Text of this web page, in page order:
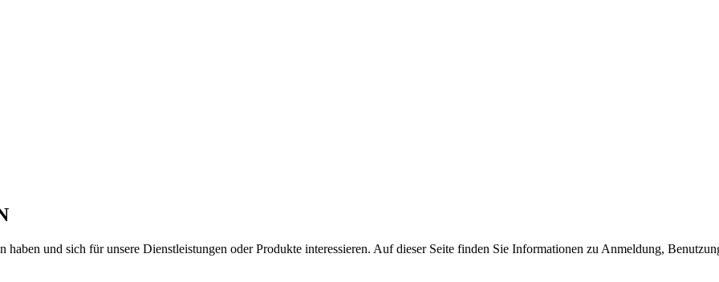
und sich für unsere Dienst­leistungen oder Produkte interes­sieren. Auf dieser Seite finden Sie Informa­tionen zu Anmeldung,